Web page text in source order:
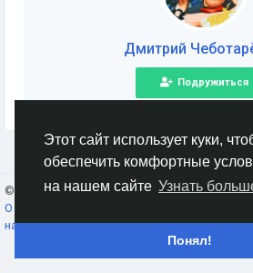
Этот сайт использует куки,
обеспечить комфортные
на нашем сайте Узнать
Понял!
Дмитрий
Подружиться
© 2026 AnimeSocial.SU - Первая аниме сеть!
О нас
нами
Каталог